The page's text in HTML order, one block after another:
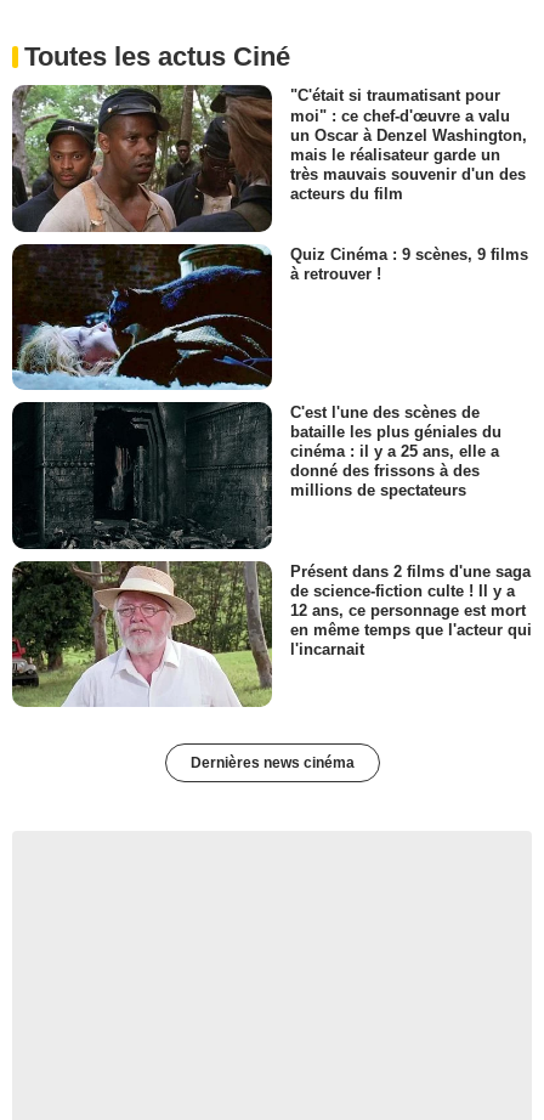
Toutes les actus Ciné
"C'était si traumatisant pour
moi" : ce chef-d'œuvre a valu
un Oscar à Denzel Washington,
mais le réalisateur garde un
très mauvais souvenir d'un des
acteurs du film
Quiz Cinéma : 9 scènes, 9 films
à retrouver !
C'est l'une des scènes de
bataille les plus géniales du
cinéma : il y a 25 ans, elle a
donné des frissons à des
millions de spectateurs
Présent dans 2 films d'une saga
de science-fiction culte ! Il y a
12 ans, ce personnage est mort
en même temps que l'acteur qui
l'incarnait
Dernières news cinéma